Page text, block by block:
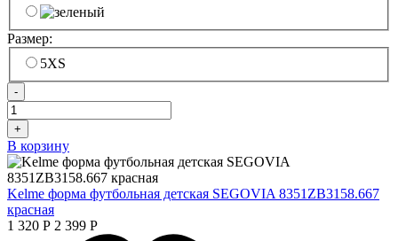
Размер:
5XS
-
+
В корзину
Kelme форма футбольная детская SEGOVIA 8351ZB3158.667
красная
1 320 Р 2 399 Р